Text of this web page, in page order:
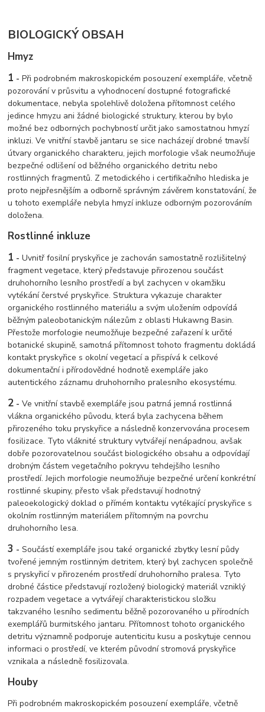
BIOLOGICKÝ OBSAH
Hmyz
1 -Při podrobném makroskopickém posouzení exempláře, včetně
pozorování v průsvitu a vyhodnocení dostupné fotografické
dokumentace, nebyla spolehlivě doložena přítomnost celého
jedince hmyzu ani žádné biologické struktury, kterou by bylo
možné bez odborných pochybností určit jako samostatnou hmyzí
inkluzi. Ve vnitřní stavbě jantaru se sice nacházejí drobné tmavší
útvary organického charakteru, jejich morfologie však neumožňuje
bezpečné odlišení od běžného organického detritu nebo
rostlinných fragmentů. Z metodického i certifikačního hlediska je
proto nejpřesnějším a odborně správným závěrem konstatování, že
u tohoto exempláře nebyla hmyzí inkluze odborným pozorováním
doložena.
Rostlinné inkluze
1 -Uvnitř fosilní pryskyřice je zachován samostatně rozlišitelný
fragment vegetace, který představuje přirozenou součást
druhohorního lesního prostředí a byl zachycen v okamžiku
vytékání čerstvé pryskyřice. Struktura vykazuje charakter
organického rostlinného materiálu a svým uložením odpovídá
běžným paleobotanickým nálezům z oblasti Hukawng Basin.
Přestože morfologie neumožňuje bezpečné zařazení k určité
botanické skupině, samotná přítomnost tohoto fragmentu dokládá
kontakt pryskyřice s okolní vegetací a přispívá k celkové
dokumentační i přírodovědné hodnotě exempláře jako
autentického záznamu druhohorního pralesního ekosystému.
2 -Ve vnitřní stavbě exempláře jsou patrná jemná rostlinná
vlákna organického původu, která byla zachycena během
přirozeného toku pryskyřice a následně konzervována procesem
fosilizace. Tyto vláknité struktury vytvářejí nenápadnou, avšak
dobře pozorovatelnou součást biologického obsahu a odpovídají
drobným částem vegetačního pokryvu tehdejšího lesního
prostředí. Jejich morfologie neumožňuje bezpečné určení konkrétní
rostlinné skupiny, přesto však představují hodnotný
paleoekologický doklad o přímém kontaktu vytékající pryskyřice s
okolním rostlinným materiálem přítomným na povrchu
druhohorního lesa.
3 -Součástí exempláře jsou také organické zbytky lesní půdy
tvořené jemným rostlinným detritem, který byl zachycen společně
s pryskyřicí v přirozeném prostředí druhohorního pralesa. Tyto
drobné částice představují rozložený biologický materiál vzniklý
rozpadem vegetace a vytvářejí charakteristickou složku
takzvaného lesního sedimentu běžně pozorovaného u přírodních
exemplářů burmitského jantaru. Přítomnost tohoto organického
detritu významně podporuje autenticitu kusu a poskytuje cennou
informaci o prostředí, ve kterém původní stromová pryskyřice
vznikala a následně fosilizovala.
Houby
Při podrobném makroskopickém posouzení exempláře, včetně